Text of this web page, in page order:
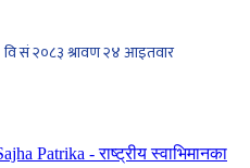
Patrika - राष्ट्रीय स्वाभिमानका